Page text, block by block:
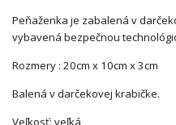
Peňaženka je zabalená v
vybavená bezpečnou
Rozmery : 20cm x 10cm x 3cm
Balená v darčekovej krabičke.
Veľkosť: veľká